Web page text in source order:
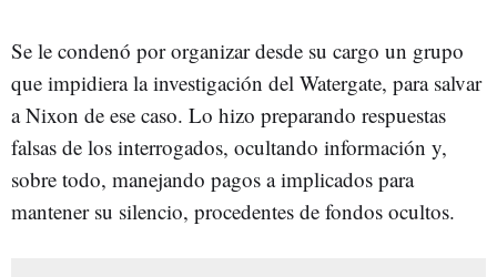
Se le condenó por organizar desde su cargo un grupo
que impidiera la investigación del Watergate, para salvar
a Nixon de ese caso. Lo hizo preparando respuestas
falsas de los interrogados, ocultando información y,
sobre todo, manejando pagos a implicados para
mantener su silencio, procedentes de fondos ocultos.